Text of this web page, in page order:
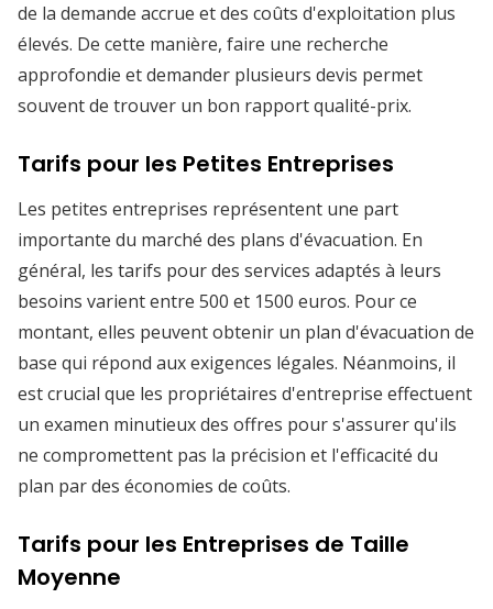
de la demande accrue et des coûts d'exploitation plus
élevés. De cette manière, faire une recherche
approfondie et demander plusieurs devis permet
souvent de trouver un bon rapport qualité-prix.
Tarifs pour les Petites Entreprises
Les petites entreprises représentent une part
importante du marché des plans d'évacuation. En
général, les tarifs pour des services adaptés à leurs
besoins varient entre 500 et 1500 euros. Pour ce
montant, elles peuvent obtenir un plan d'évacuation de
base qui répond aux exigences légales. Néanmoins, il
est crucial que les propriétaires d'entreprise effectuent
un examen minutieux des offres pour s'assurer qu'ils
ne compromettent pas la précision et l'efficacité du
plan par des économies de coûts.
Tarifs pour les Entreprises de Taille
Moyenne